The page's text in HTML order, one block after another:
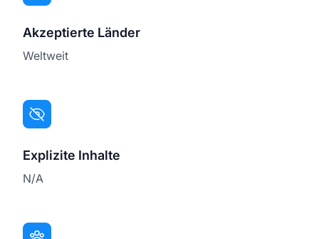
Akzeptierte Länder
Weltweit
Explizite Inhalte
N/A